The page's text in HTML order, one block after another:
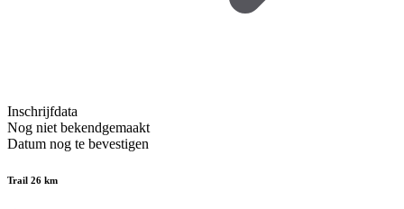
Inschrijfdata
Nog niet bekendgemaakt
Datum nog te bevestigen
Trail 26 km